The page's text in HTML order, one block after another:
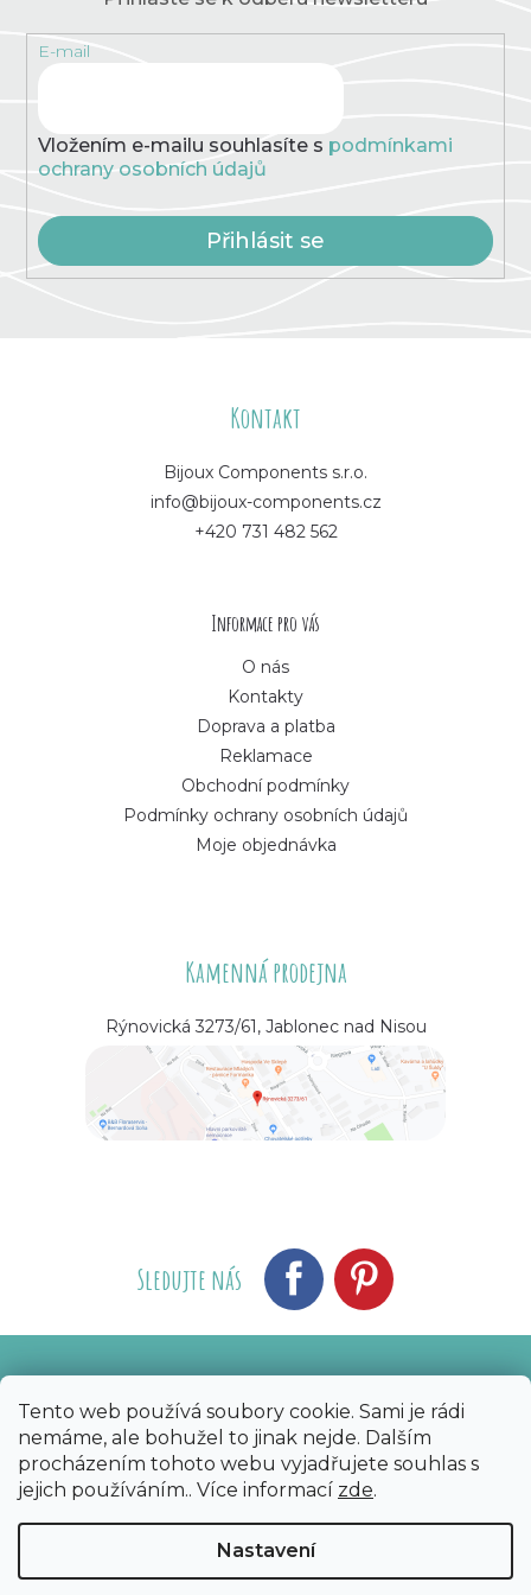
Tento web používá soubory cookie. Sami je rádi
nemáme, ale bohužel to jinak nejde. Dalším
procházením tohoto webu vyjadřujete souhlas s
jejich používáním.. Více informací zde.
Nastavení
E-mail
Vložením e-mailu souhlasíte s podmínkami
ochrany osobních údajů
Přihlásit se
Kontakt
Bijoux Components s.r.o.
info@bijoux-components.cz
+420 731 482 562
Informace pro vás
O nás
Kontakty
Doprava a platba
Reklamace
Obchodní podmínky
Podmínky ochrany osobních údajů
Moje objednávka
Kamenná prodejna
Rýnovická 3273/61, Jablonec nad Nisou
Sledujte nás
Copyright 2026 Bijoux Components - Svět
korálků. Všechna práva vyhrazena.